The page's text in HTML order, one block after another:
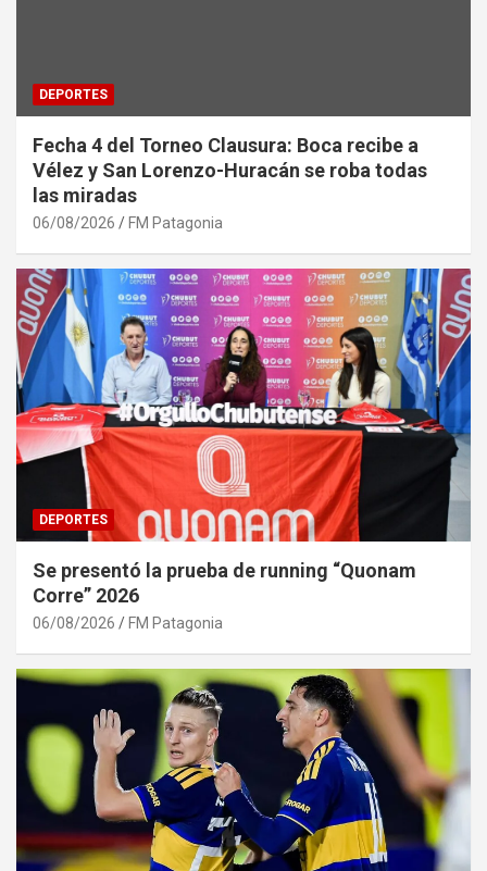
DEPORTES
Fecha 4 del Torneo Clausura: Boca recibe a
Vélez y San Lorenzo-Huracán se roba todas
las miradas
06/08/2026 FM Patagonia
DEPORTES
Se presentó la prueba de running “Quonam
Corre” 2026
06/08/2026 FM Patagonia